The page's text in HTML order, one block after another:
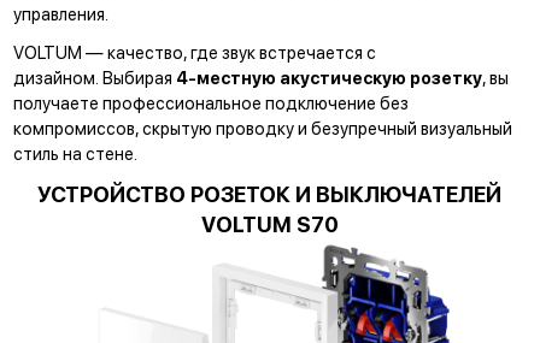
управления.
VOLTUM — качество, где звук встречается с
дизайном. Выбирая 4-местную акустическую розетку, вы
получаете профессиональное подключение без
компромиссов, скрытую проводку и безупречный визуальный
стиль на стене.
УСТРОЙСТВО РОЗЕТОК И ВЫКЛЮЧАТЕЛЕЙ
VOLTUM S70